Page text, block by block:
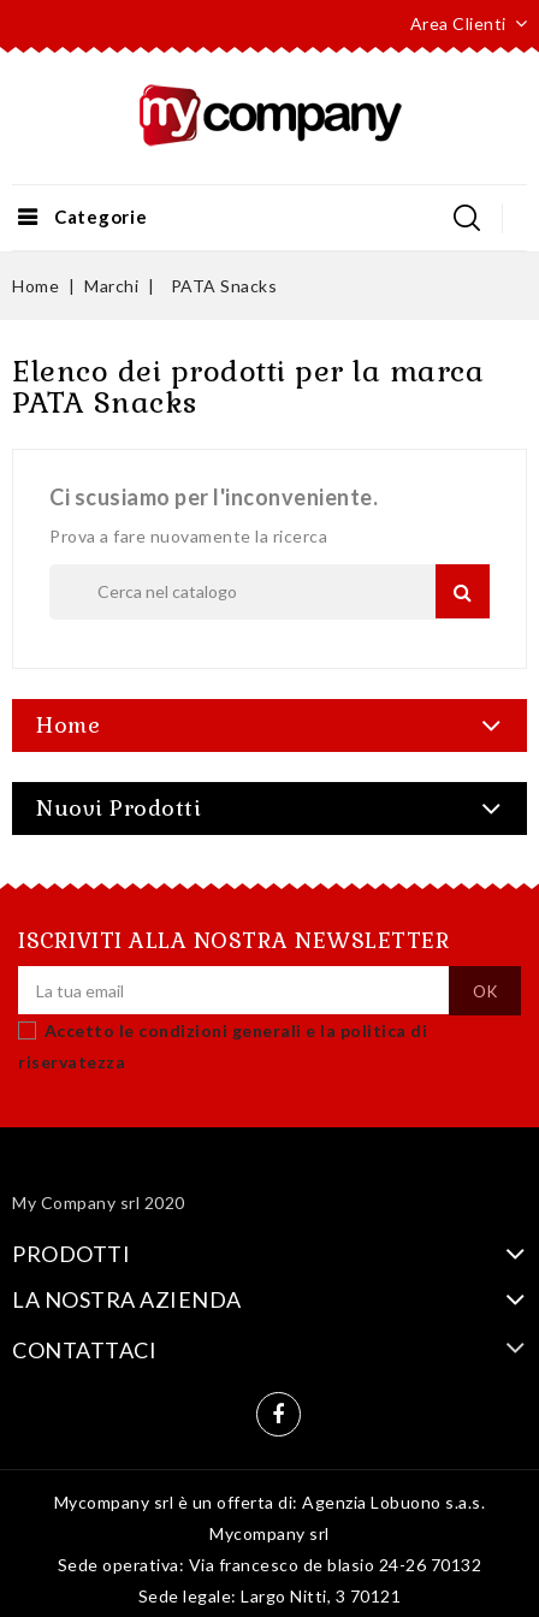
Area Clienti
Categorie
Home Marchi PATA Snacks
Elenco dei prodotti per la marca
PATA Snacks
Ci scusiamo per l'inconveniente.
Prova a fare nuovamente la ricerca
Home
Nuovi Prodotti
ISCRIVITI ALLA NOSTRA NEWSLETTER
Accetto le condizioni generali e la politica di
riservatezza
My Company srl 2020
PRODOTTI
LA NOSTRA AZIENDA
CONTATTACI
Mycompany srl è un offerta di: Agenzia Lobuono s.a.s.
Mycompany srl
Sede operativa: Via francesco de blasio 24-26 70132
Sede legale: Largo Nitti, 3 70121